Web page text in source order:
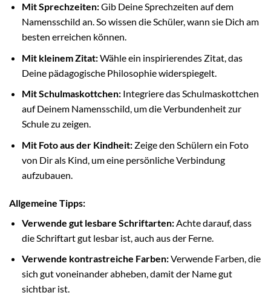
Mit Sprechzeiten:Gib Deine Sprechzeiten auf dem
Namensschild an. So wissen die Schüler, wann sie Dich am
besten erreichen können.
Mit kleinem Zitat:Wähle ein inspirierendes Zitat, das
Deine pädagogische Philosophie widerspiegelt.
Mit Schulmaskottchen:Integriere das Schulmaskottchen
auf Deinem Namensschild, um die Verbundenheit zur
Schule zu zeigen.
Mit Foto aus der Kindheit:Zeige den Schülern ein Foto
von Dir als Kind, um eine persönliche Verbindung
aufzubauen.
Allgemeine Tipps:
Verwende gut lesbare Schriftarten:Achte darauf, dass
die Schriftart gut lesbar ist, auch aus der Ferne.
Verwende kontrastreiche Farben:Verwende Farben, die
sich gut voneinander abheben, damit der Name gut
sichtbar ist.